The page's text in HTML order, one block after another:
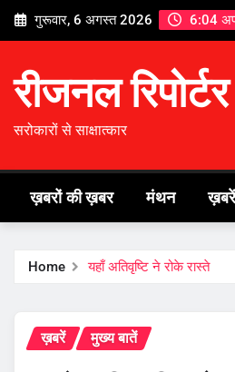
Skip
गुरूवार, 6 अगस्त 2026 6:04
रीजनल रिपोर्टर
सरोकारों से साक्षात्कार
ख़बरों की ख़बर मंथन
Home यहाँ अतिवृष्टि ने रोके रास्ते
ख़बरें मुख्य बातें